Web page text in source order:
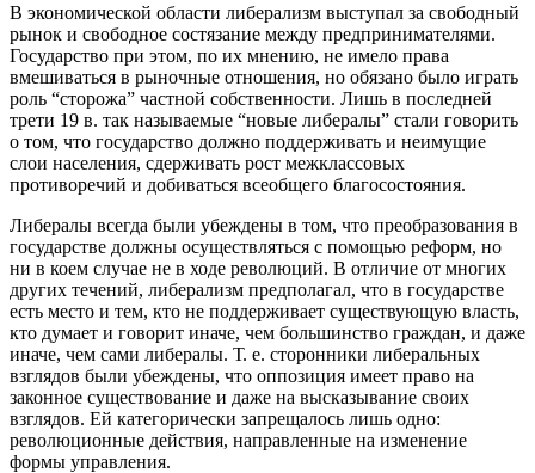
В экономической области либерализм выступал за свободный
рынок и свободное состязание между предпринимателями.
Государство при этом, по их мнению, не имело права
вмешиваться в рыночные отношения, но обязано было играть
роль “сторожа” частной собственности. Лишь в последней
трети 19 в. так называемые “новые либералы” стали говорить
о том, что государство должно поддерживать и неимущие
слои населения, сдерживать рост межклассовых
противоречий и добиваться всеобщего благосостояния.
Либералы всегда были убеждены в том, что преобразования в
государстве должны осуществляться с помощью реформ, но
ни в коем случае не в ходе революций. В отличие от многих
других течений, либерализм предполагал, что в государстве
есть место и тем, кто не поддерживает существующую власть,
кто думает и говорит иначе, чем большинство граждан, и даже
иначе, чем сами либералы. Т. е. сторонники либеральных
взглядов были убеждены, что оппозиция имеет право на
законное существование и даже на высказывание своих
взглядов. Ей категорически запрещалось лишь одно:
революционные действия, направленные на изменение
формы управления.